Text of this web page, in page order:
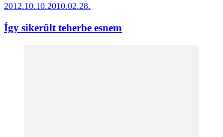
2012.10.10.2010.02.28.
Így sikerült teherbe esnem